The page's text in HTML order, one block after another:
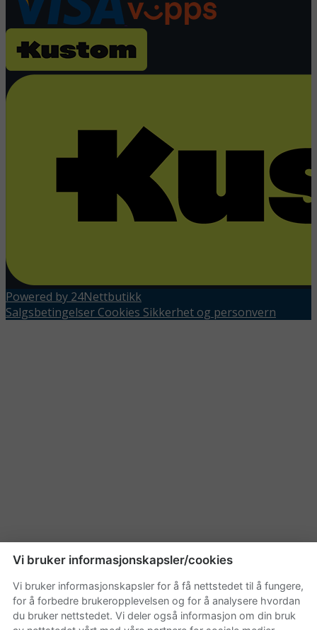
Powered by 24Nettbutikk
Salgsbetingelser Cookies Sikkerhet og personvern
Vi bruker informasjonskapsler/cookies
Vi bruker informasjonskapsler for å få nettstedet til å fungere,
for å forbedre brukeropplevelsen og for å analysere hvordan
du bruker nettstedet. Vi deler også informasjon om din bruk